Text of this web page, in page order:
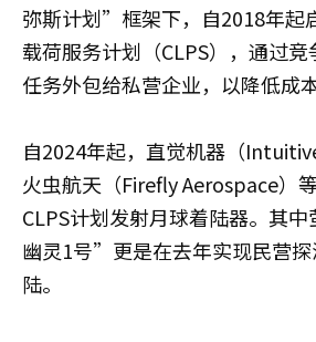
弥斯计划”框架下，自2018年起
载荷服务计划（CLPS），通过
任务外包给私营企业，以降低成
自2024年起，直觉机器（
火虫航天（Firefly Aerospace）
CLPS计划发射月球着陆器。其
幽灵1号”更是在去年实现民营
陆。